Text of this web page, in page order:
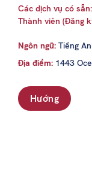
Các dịch vụ có
Thành viên (Đăng
Ngôn ngữ: Tiếng
Địa điểm: 1443
Hướng